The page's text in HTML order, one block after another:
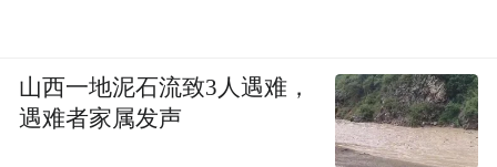
山西一地泥石流致3人遇难，
遇难者家属发声